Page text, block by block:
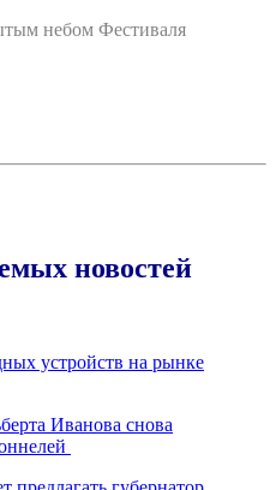
небом Фестиваля
новостей
устройств на рынке
Иванова снова